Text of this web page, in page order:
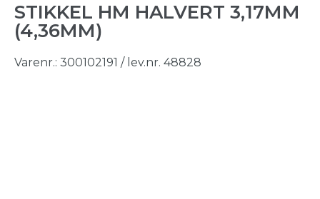
STIKKEL HM HALVERT 3,17MM
(4,36MM)
Varenr.: 300102191 / lev.nr. 48828